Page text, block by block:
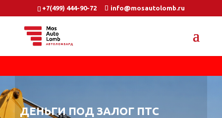
+7(499) 444-90-72 info@mosautolomb.ru
ДЕНЬГИ ПОД ЗАЛОГ ПТС